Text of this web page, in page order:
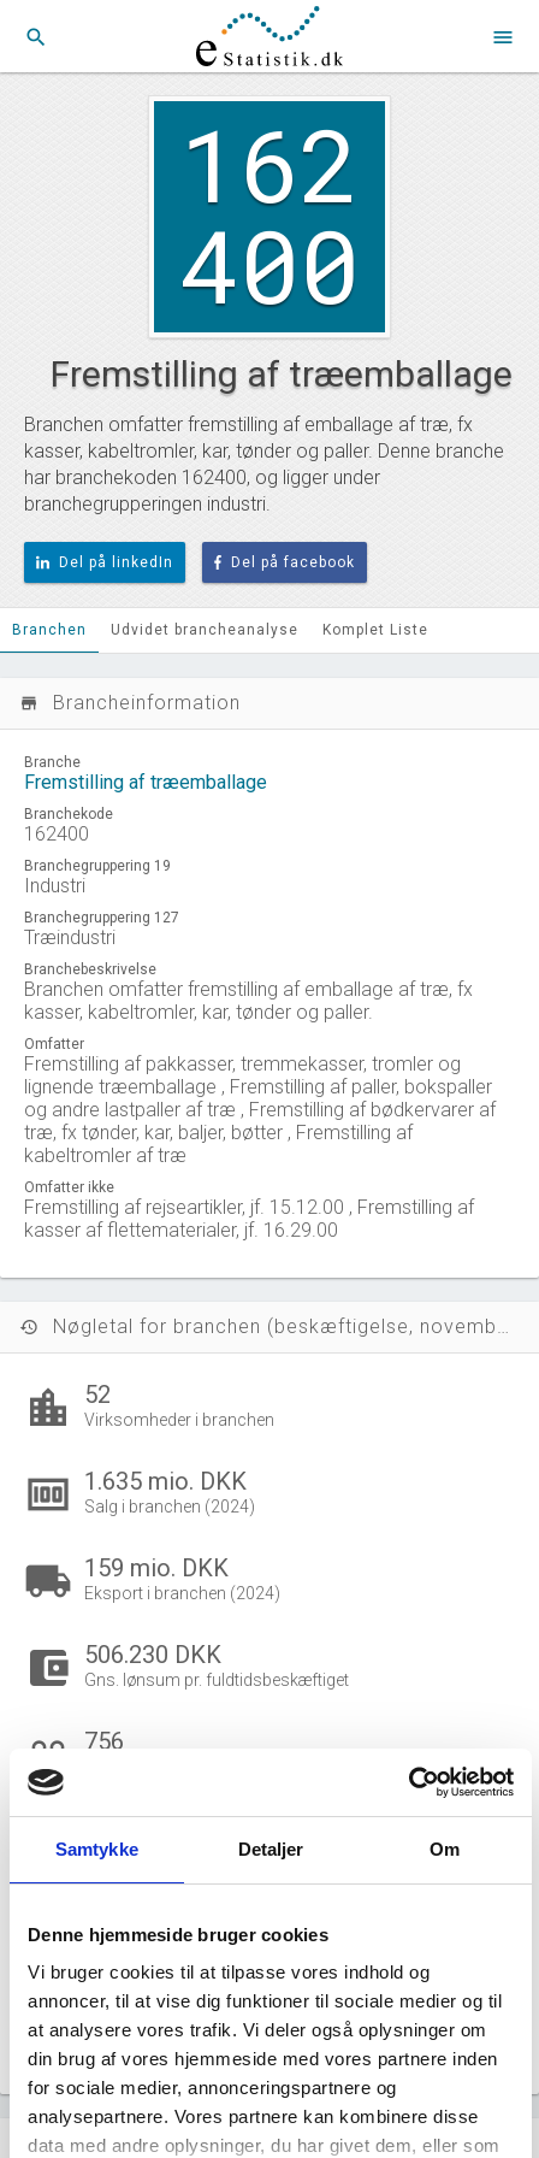
Samtykke Detaljer Om
Denne hjemmeside bruger cookies
Vi bruger cookies til at tilpasse vores indhold og
annoncer, til at vise dig funktioner til sociale medier og til
at analysere vores trafik. Vi deler også oplysninger om
din brug af vores hjemmeside med vores partnere inden
for sociale medier, annonceringspartnere og
analysepartnere. Vores partnere kan kombinere disse
data med andre oplysninger, du har givet dem, eller som
search menu
162
400
Fremstilling af træemballage
Branchen omfatter fremstilling af emballage af træ, fx
kasser, kabeltromler, kar, tønder og paller. Denne branche
har branchekoden 162400, og ligger under
branchegrupperingen industri.
Del på linkedIn Del på facebook
Branchen Udvidet brancheanalyse Komplet Liste
store_mall_directory Brancheinformation
Branche
Fremstilling af træemballage
Branchekode
162400
Branchegruppering 19
Industri
Branchegruppering 127
Træindustri
Branchebeskrivelse
Branchen omfatter fremstilling af emballage af træ, fx
kasser, kabeltromler, kar, tønder og paller.
Omfatter
Fremstilling af pakkasser, tremmekasser, tromler og
lignende træemballage , Fremstilling af paller, bokspaller
og andre lastpaller af træ , Fremstilling af bødkervarer af
træ, fx tønder, kar, baljer, bøtter , Fremstilling af
kabeltromler af træ
Omfatter ikke
Fremstilling af rejseartikler, jf. 15.12.00 , Fremstilling af
kasser af flettematerialer, jf. 16.29.00
history Nøgletal for branchen (beskæftigelse, november 2023)
location_city 52
Virksomheder i branchen
money 1.635 mio. DKK
Salg i branchen (2024)
local_shipping 159 mio. DKK
Eksport i branchen (2024)
account_balance_wallet 506.230 DKK
Gns. lønsum pr. fuldtidsbeskæftiget
people_outline 756
group Fuldtidsbeskæftigede i branchen
Beskæftigede kvinder i branchen
663
Beskæftigede mænd i branchen
Gå tilUdvidet brancheanalysefor historiske data.
bar_chart Nye og ophørte virksomheder pr. år